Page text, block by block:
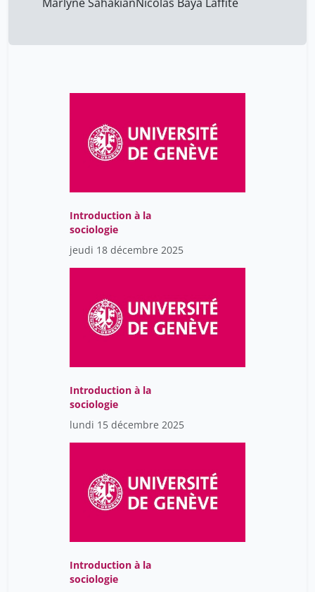
Introduction à la
sociologie
jeudi 18 décembre 2025
Introduction à la
sociologie
lundi 15 décembre 2025
Introduction à la
sociologie